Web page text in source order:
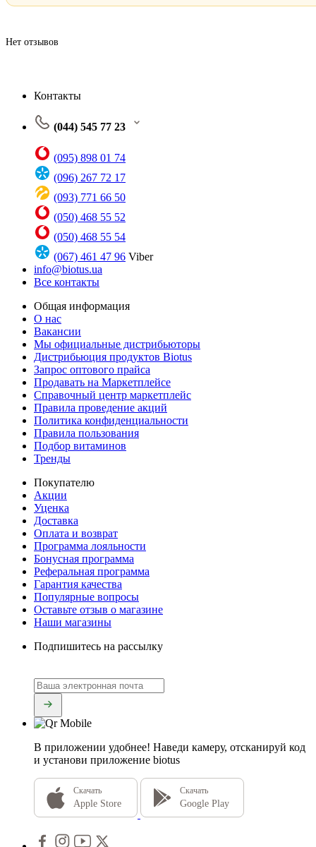
Нет отзывов
Контакты
(044) 545 77 23
(095) 898 01 74
(096) 267 72 17
(093) 771 66 50
(050) 468 55 52
(050) 468 55 54
(067) 461 47 96 Viber
info@biotus.ua
Все контакты
Общая информация
О нас
Вакансии
Мы официальные дистрибьюторы
Дистрибьюция продуктов Biotus
Запрос оптового прайса
Продавать на Маркетплейсе
Справочный центр маркетплейс
Правила проведение акций
Политика конфиденциальности
Правила пользования
Подбор витаминов
Тренды
Покупателю
Акции
Уценка
Доставка
Оплата и возврат
Программа лояльности
Бонусная программа
Реферальная программа
Гарантия качества
Популярные вопросы
Оставьте отзыв о магазине
Наши магазины
Подпишитесь на рассылку
В приложении удобнее! Наведи камеру, отсканируй код
и установи приложение biotus
Скачать
Apple Store
Скачать
Google Play